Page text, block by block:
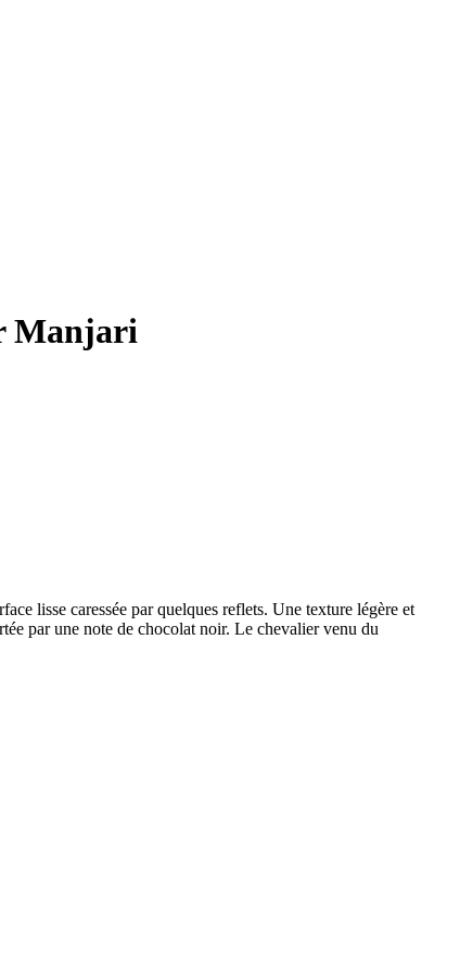
Manjari
lisse caressée par quelques reflets. Une texture légère et
par une note de chocolat noir. Le chevalier venu du